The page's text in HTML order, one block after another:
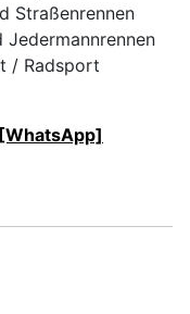
Straßenrennen
/ Radsport
[WhatsApp]